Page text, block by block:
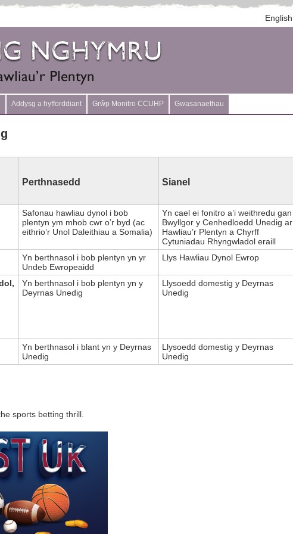
English
Addysg a hyfforddiant Grŵp Monitro CCUHP Gwasanaethau
Perthnasedd Sianel
Safonau hawliau dynol i bob
plentyn ym mhob cwr o’r byd (ac
eithrio’r Unol Daleithiau a Somalia)
Yn cael ei fonitro a’i weithredu gan
Bwyllgor y Cenhedloedd Unedig ar
Hawliau’r Plentyn a Chyrff
Cytuniadau Rhyngwladol eraill
Yn berthnasol i bob plentyn yn yr
Undeb Ewropeaidd
Llys Hawliau Dynol Ewrop
Yn berthnasol i bob plentyn yn y
Deyrnas Unedig
Llysoedd domestig y Deyrnas
Unedig
Yn berthnasol i blant yn y Deyrnas
Unedig
Llysoedd domestig y Deyrnas
Unedig
sports betting thrill.